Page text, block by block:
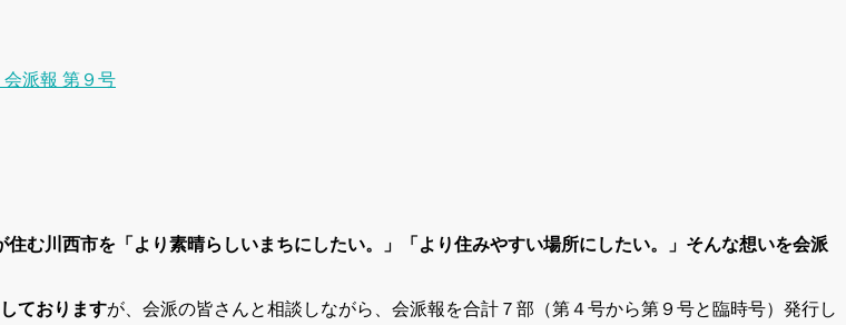
会派報 第９号
住む川西市を「より素晴らしいまちにしたい。」「より住みやすい場所にしたい。」そんな想いを会派
ておりますが、会派の皆さんと相談しながら、会派報を合計７部（第４号から第９号と臨時号）発行し